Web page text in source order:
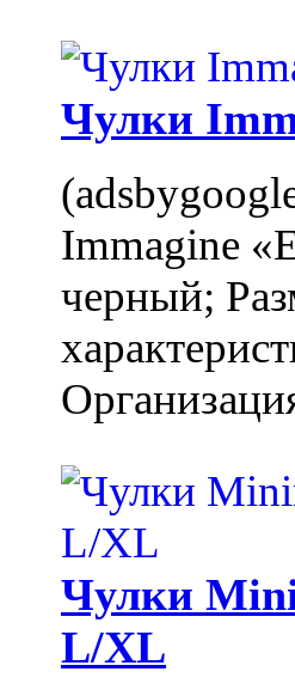
Чулки
Immagine
черный;
Чулки
L/XL